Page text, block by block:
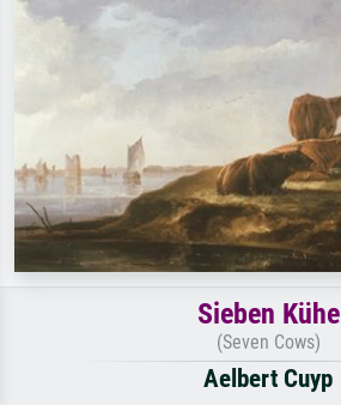
Sieben Kühe
(Seven Cows)
Aelbert Cuyp